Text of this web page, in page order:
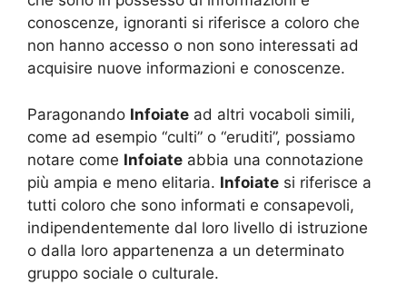
conoscenze, ignoranti si riferisce a coloro che
non hanno accesso o non sono interessati ad
acquisire nuove informazioni e conoscenze.
Paragonando Infoiate ad altri vocaboli simili,
come ad esempio “culti” o “eruditi”, possiamo
notare come Infoiate abbia una connotazione
più ampia e meno elitaria. Infoiate si riferisce a
tutti coloro che sono informati e consapevoli,
indipendentemente dal loro livello di istruzione
o dalla loro appartenenza a un determinato
gruppo sociale o culturale.